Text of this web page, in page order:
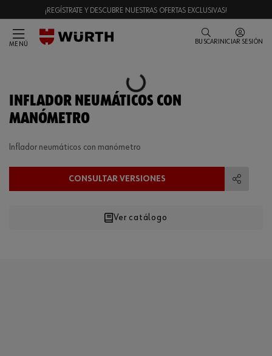
¡REGÍSTRATE Y DESCUBRE NUESTRAS OFERTAS EXCLUSIVAS!
MENÚ BUSCAR INICIAR SESIÓN
Loading...
INFLADOR NEUMÁTICOS CON
MANÓMETRO
Inflador neumáticos con manómetro
CONSULTAR VERSIONES
Ver catálogo